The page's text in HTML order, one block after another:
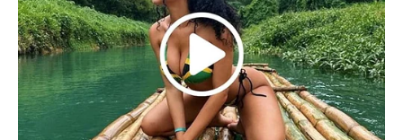
เดือน 5 เดือน 8 ห้ามให้ฤกษ์ ขึ้น หรือ แรม 6 ค่ำ
เดือน 11 เดือน 2 ห้ามให้ฤกษ์ ขึ้น หรือ แรม 12 ค่ำ
เดือน 9 เดือน 12 ห้ามให้ฤกษ์ ขึ้น หรือ แรม 10 ค่ำ